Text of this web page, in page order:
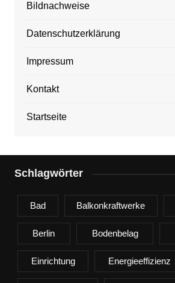
Bildnachweise
Datenschutzerklärung
Impressum
Kontakt
Startseite
Schlagwörter
Bad Balkonkraftwerke
Berlin Bodenbelag
Einrichtung Energieeffizienz